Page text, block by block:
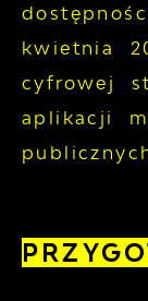
kwietnia
cyfrowej
aplikacji